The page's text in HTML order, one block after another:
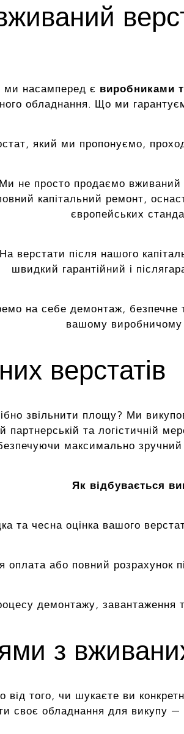
ми насамперед є виробниками
обладнання. Що ми
який ми пропонуємо,
Ми не просто продаємо вживаний
капітальний ремонт,
європейських
На верстати після нашого
швидкий гарантійний і
на себе демонтаж,
вашому виробничому
верстатів
звільнити площу? Ми
партнерській та логістичній
максимально зручний
Як відбувається
та чесна оцінка вашого
оплата або повний розрахунок
демонтажу,
з
від того, чи шукаєте ви
своє обладнання для викупу —